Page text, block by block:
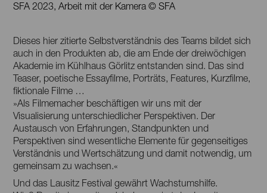
SFA 2023, Arbeit mit der Kamera © SFA
Dieses hier zitierte Selbstverständnis des Teams bildet sich
auch in den Produkten ab, die am Ende der dreiwöchigen
Akademie im Kühlhaus Görlitz entstanden sind. Das sind
Teaser, poetische Essayfilme, Porträts, Features, Kurzfilme,
fiktionale Filme …
»Als Filmemacher beschäftigen wir uns mit der
Visualisierung unterschiedlicher Perspektiven. Der
Austausch von Erfahrungen, Standpunkten und
Perspektiven sind wesentliche Elemente für gegenseitiges
Verständnis und Wertschätzung und damit notwendig, um
gemeinsam zu wachsen.«
Und das Lausitz Festival gewährt Wachstumshilfe.